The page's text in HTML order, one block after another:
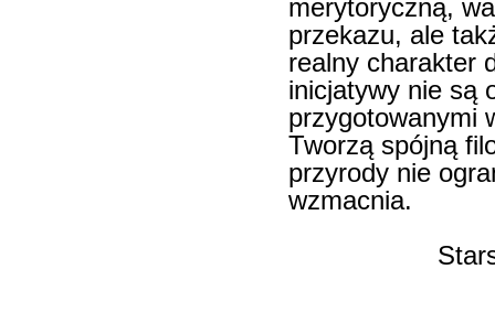
merytoryczną,
przekazu, ale
realny charakter
inicjatywy nie są
przygotowanymi
Tworzą spójną
przyrody nie
wzmacnia.